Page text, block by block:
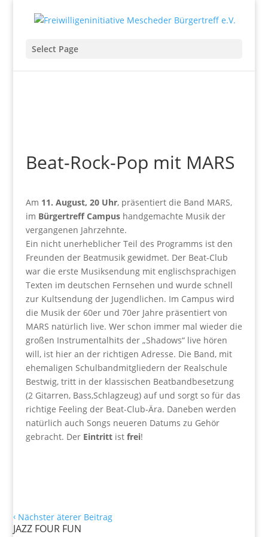
Select Page
Beat-Rock-Pop mit MARS
Am 11. August, 20 Uhr, präsentiert die Band MARS,
im Bürgertreff Campushandgemachte Musik der
vergangenen Jahrzehnte.
Ein nicht unerheblicher Teil des Programms ist den
Freunden der Beatmusik gewidmet. Der Beat-Club
war die erste Musiksendung mit englischsprachigen
Texten im deutschen Fernsehen und wurde schnell
zur Kultsendung der Jugendlichen. Im Campus wird
die Musik der 60er und 70er Jahre präsentiert von
MARS natürlich live. Wer schon immer mal wieder die
großen Instrumentalhits der „Shadows“ live hören
will, ist hier an der richtigen Adresse. Die Band, mit
ehemaligen Schulbandmitgliedern der Realschule
Bestwig, tritt in der klassischen Beatbandbesetzung
(2 Gitarren, Bass,Schlagzeug) auf und sorgt so für das
richtige Feeling der Beat-Club-Ära. Daneben werden
natürlich auch Songs neueren Datums zu Gehör
gebracht. Der Eintrittist frei!
‹ Nächster äterer Beitrag
JAZZ FOUR FUN